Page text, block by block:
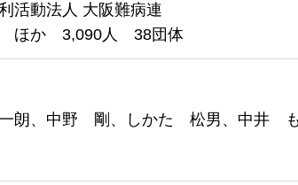
活動法人 大阪難病連
か 3,090人 38団体
朗、中野 剛、しかた 松男、中井